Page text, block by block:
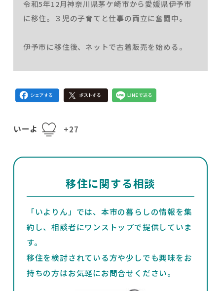
令和5年12月神奈川県茅ケ崎市から愛媛県伊予市
に移住。３児の子育てと仕事の両立に奮闘中。
伊予市に移住後、ネットで古着販売を始める。
いーよ +27
移住に関する相談
「いよりん」では、本市の暮らしの情報を集
約し、相談者にワンストップで提供していま
す。
移住を検討されている方や少しでも興味をお
持ちの方はお気軽にお問合せください。